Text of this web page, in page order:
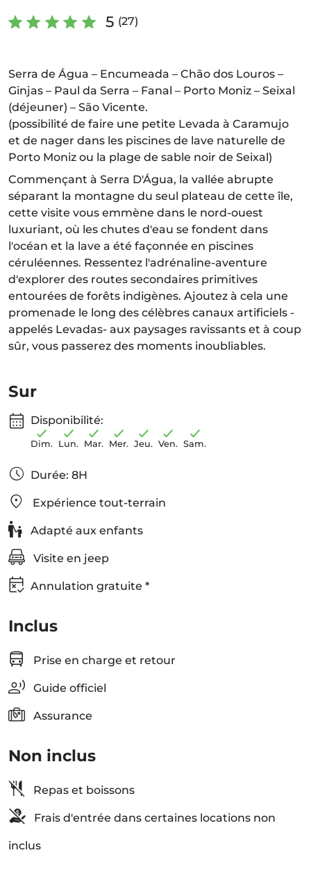
5 (27)
Serra de Água – Encumeada – Chão dos Louros –
Ginjas – Paul da Serra – Fanal – Porto Moniz – Seixal
(déjeuner) – São Vicente.
(possibilité de faire une petite Levada à Caramujo
et de nager dans les piscines de lave naturelle de
Porto Moniz ou la plage de sable noir de Seixal)
Commençant à Serra D'Água, la vallée abrupte
séparant la montagne du seul plateau de cette île,
cette visite vous emmène dans le nord-ouest
luxuriant, où les chutes d'eau se fondent dans
l'océan et la lave a été façonnée en piscines
céruléennes. Ressentez l'adrénaline-aventure
d'explorer des routes secondaires primitives
entourées de forêts indigènes. Ajoutez à cela une
promenade le long des célèbres canaux artificiels -
appelés Levadas- aux paysages ravissants et à coup
sûr, vous passerez des moments inoubliables.
Sur
Disponibilité:
Dim. Lun. Mar. Mer. Jeu. Ven. Sam.
Durée: 8H
Expérience tout-terrain
Adapté aux enfants
Visite en jeep
Annulation gratuite *
Inclus
Prise en charge et retour
Guide officiel
Assurance
Non inclus
Repas et boissons
Frais d'entrée dans certaines locations non
inclus